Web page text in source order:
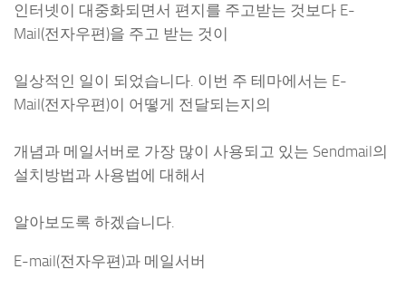
인터넷이 대중화되면서 편지를 주고받는 것보다 E-
Mail(전자우편)을 주고 받는 것이
일상적인 일이 되었습니다. 이번 주 테마에서는 E-
Mail(전자우편)이 어떻게 전달되는지의
개념과 메일서버로 가장 많이 사용되고 있는 Sendmail의
설치방법과 사용법에 대해서
알아보도록 하겠습니다.
E-mail(전자우편)과 메일서버